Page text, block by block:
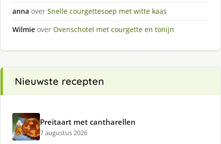
anna over Snelle courgettesoep met witte kaas
Wilmie over Ovenschotel met courgette en tonijn
Nieuwste recepten
Preitaart met cantharellen
7 augustus 2026